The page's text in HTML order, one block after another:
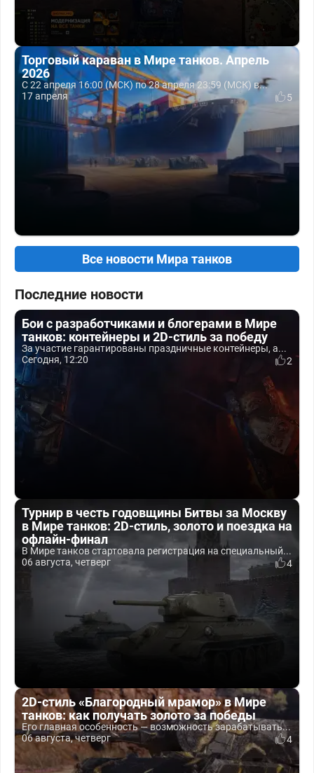
Торговый караван в Мире танков. Апрель
2026
С 22 апреля 16:00 (МСК) по 28 апреля 23:59 (МСК) в...
17 апреля
5
Все новости Мира танков
Последние новости
Бои с разработчиками и блогерами в Мире
танков: контейнеры и 2D-стиль за победу
За участие гарантированы праздничные контейнеры, а...
Сегодня, 12:20
2
Турнир в честь годовщины Битвы за Москву
в Мире танков: 2D-стиль, золото и поездка на
офлайн-финал
В Мире танков стартовала регистрация на специальный...
06 августа, четверг
4
2D-стиль «Благородный мрамор» в Мире
танков: как получать золото за победы
Его главная особенность — возможность зарабатывать...
06 августа, четверг
4